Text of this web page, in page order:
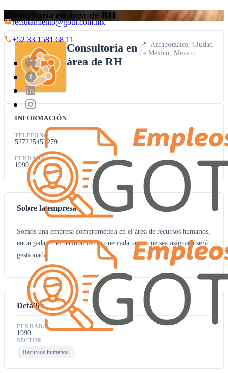
reclutamiento@goth.com.mx
+52 33 1581 68 11
Consultoria en área de RH
Sobre la empresa
Somos una empresa comprometida en el área de recursos humanos,
encargada en el reclutamiento que cada tarea que sea asignada será
gestionada.
Detalles
FUNDADA
1990
SECTOR
Recursos humanos
Consultoria en
área de RH
📍 Azcapotzalco, Ciudad
de Mexico, Mexico
INFORMACIÓN
TELÉFONO
527225452279
FUNDADA
1990